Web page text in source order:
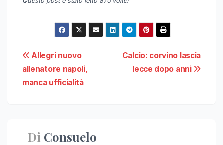
Navigazione
articoli
Calcio: corvino lascia
lecce dopo anni
Allegri nuovo
allenatore napoli,
manca ufficialità
Di Consuelo